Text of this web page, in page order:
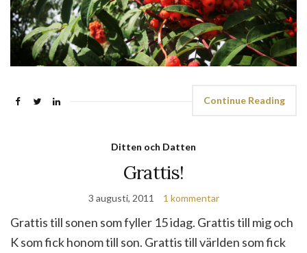
Continue Reading
Ditten och Datten
Grattis!
3 augusti, 2011 1 kommentar
Grattis till sonen som fyller 15 idag. Grattis till mig och
K som fick honom till son. Grattis till världen som fick